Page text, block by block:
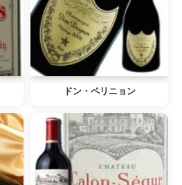
ドン・ペリニョン